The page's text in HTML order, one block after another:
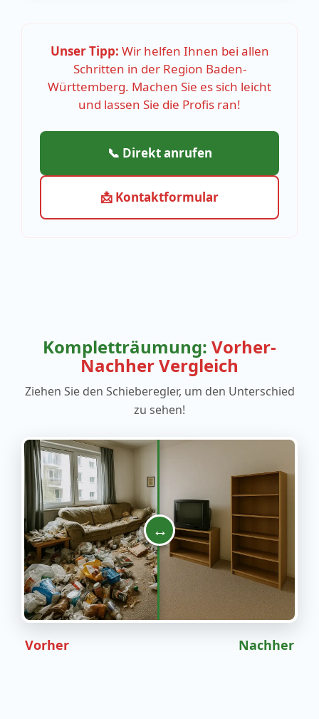
Unser Tipp: Wir helfen Ihnen bei allen
Schritten in der Region Baden-
Württemberg. Machen Sie es sich leicht
und lassen Sie die Profis ran!
📞 Direkt anrufen
📩 Kontaktformular
Kompletträumung: Vorher-
Nachher Vergleich
Ziehen Sie den Schieberegler, um den Unterschied
zu sehen!
↔
Vorher Nachher